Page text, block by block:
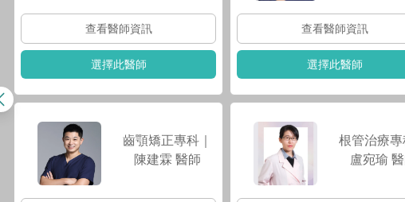
查看醫師資訊
選擇此醫師
齒顎矯正專科｜
陳建霖 醫師
查看醫師資訊
選擇此醫師
根管治療專
盧宛瑜